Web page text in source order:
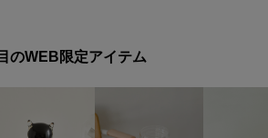
のWEB限定アイテム